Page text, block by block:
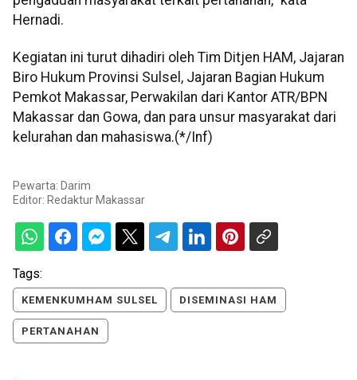
Hernadi.
Kegiatan ini turut dihadiri oleh Tim Ditjen HAM, Jajaran
Biro Hukum Provinsi Sulsel, Jajaran Bagian Hukum
Pemkot Makassar, Perwakilan dari Kantor ATR/BPN
Makassar dan Gowa, dan para unsur masyarakat dari
kelurahan dan mahasiswa.(*/Inf)
Pewarta: Darim
Editor: Redaktur Makassar
Tags:
KEMENKUMHAM SULSEL DISEMINASI HAM
PERTANAHAN